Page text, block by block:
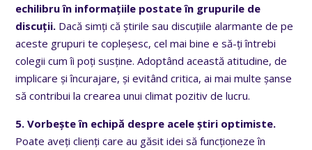
echilibru în informațiile postate în grupurile de
discuții. Dacă simți că știrile sau discuțiile alarmante de pe
aceste grupuri te copleșesc, cel mai bine e să-ți întrebi
colegii cum îi poți susține. Adoptând această atitudine, de
implicare și încurajare, și evitând critica, ai mai multe șanse
să contribui la crearea unui climat pozitiv de lucru.
5. Vorbește în echipă despre acele știri optimiste.
Poate aveți clienți care au găsit idei să funcționeze în